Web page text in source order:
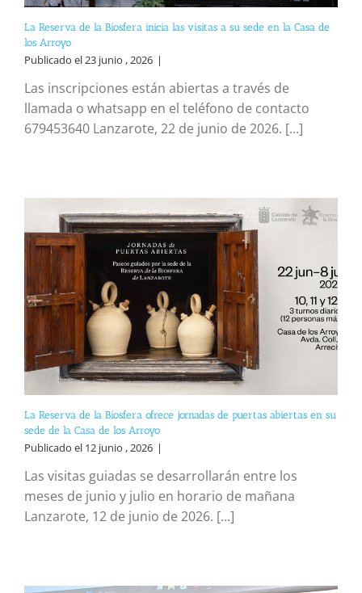
La Reserva de la Biosfera inicia las visitas a su sede en la Casa de
los Arroyo
Publicado el 23 junio , 2026 |
Las inscripciones están abiertas a través de
llamada o whatsapp en el teléfono de contacto
679453640 Lanzarote, 22 de junio de 2026. [...]
La Reserva de la Biosfera ofrece jornadas de puertas abiertas en su
sede de la Casa de los Arroyo
Publicado el 12 junio , 2026 |
Las visitas guiadas se desarrollarán entre los
meses de junio y julio en horario de mañana
Lanzarote, 12 de junio de 2026. [...]